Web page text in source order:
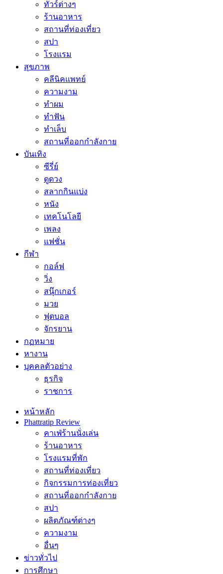
ทัวร์ต่างๆ
ร้านอาหาร
สถานที่ท่องเที่ยว
สปา
โรงแรม
สุขภาพ
คลีนิคแพทย์
ความงาม
ทำผม
ทำฟัน
ทำเล็บ
สถานที่ออกกำลังกาย
บันเทิง
ซีรี่ย์
ดูดวง
สลากกินแบ่ง
หนัง
เทคโนโลยี
เพลง
แฟชั่น
กีฬา
กอล์ฟ
วิ่ง
สนุ๊กเกอร์
มวย
ฟุตบอล
จักรยาน
กฏหมาย
หางาน
บุคคลตัวอย่าง
ธุรกิจ
ราชการ
หน้าหลัก
Phattratip Review
คาเฟ่ร้านนั่งเล่น
ร้านอาหาร
โรงแรมที่พัก
สถานที่ท่องเที่ยว
กิจกรรมการท่องเที่ยว
สถานที่ออกกำลังกาย
สปา
ผลิตภัณฑ์ต่างๆ
ความงาม
อื่นๆ
ข่าวทั่วไป
การศึกษา